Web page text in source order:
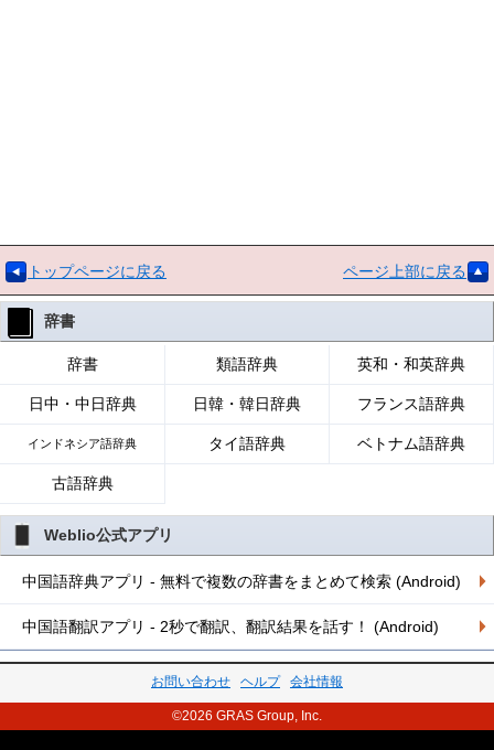
トップページに戻る ページ上部に戻る
辞書
辞書 類語辞典 英和・和英辞典
日中・中日辞典 日韓・韓日辞典 フランス語辞典
インドネシア語辞典 タイ語辞典 ベトナム語辞典
古語辞典
Weblio公式アプリ
中国語辞典アプリ - 無料で複数の辞書をまとめて検索 (Android)
中国語翻訳アプリ - 2秒で翻訳、翻訳結果を話す！ (Android)
お問い合わせ ヘルプ 会社情報
©2026 GRAS Group, Inc.